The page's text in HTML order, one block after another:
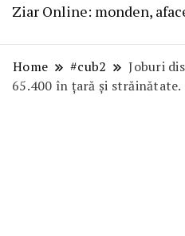
Ziar Online: monden,
Home #cub2
Joburi
65.400 în țară și străinătate.